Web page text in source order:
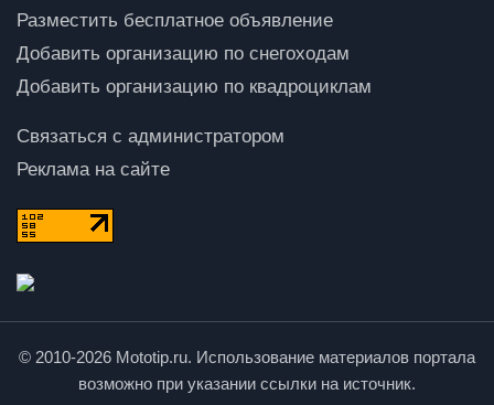
Разместить бесплатное объявление
Добавить организацию по снегоходам
Добавить организацию по квадроциклам
Связаться с администратором
Реклама на сайте
© 2010-2026 Mototip.ru. Использование материалов портала
возможно при указании ссылки на источник.